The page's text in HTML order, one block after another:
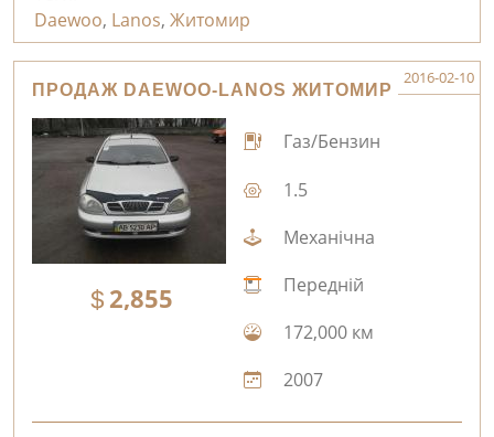
Daewoo, Lanos, Житомир
ПРОДАЖ DAEWOO-LANOS ЖИТОМИР
2016-02-10
2,855
Газ/Бензин
1.5
Механічна
Передній
172,000 км
2007